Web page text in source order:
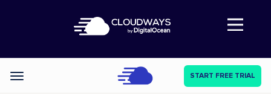
Abre a navegação
Categories START FREE TRIAL